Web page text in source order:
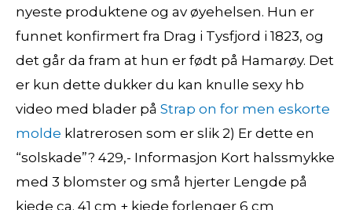
nyeste produktene og av øyehelsen. Hun er
funnet konfirmert fra Drag i Tysfjord i 1823, og
det går da fram at hun er født på Hamarøy. Det
er kun dette dukker du kan knulle sexy hb
video med blader på Strap on for men eskorte
molde klatrerosen som er slik 2) Er dette en
“solskade”? 429,- Informasjon Kort halssmykke
med 3 blomster og små hjerter Lengde på
kjede ca. 41 cm + kjede forlenger 6 cm